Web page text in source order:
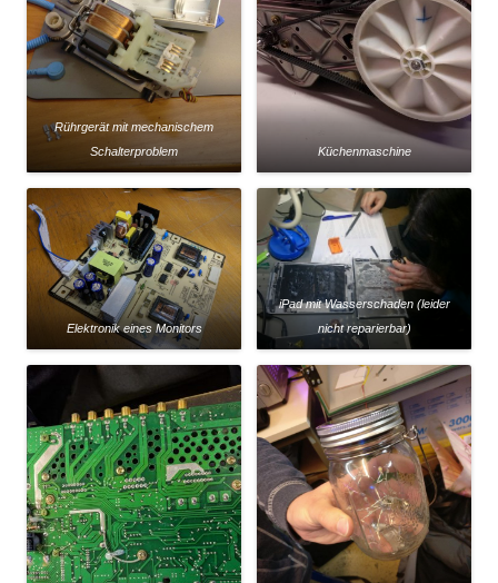
Rührgerät mit mechanischem
Schalterproblem
Küchenmaschine
Elektronik eines Monitors
iPad mit Wasserschaden (leider
nicht reparierbar)